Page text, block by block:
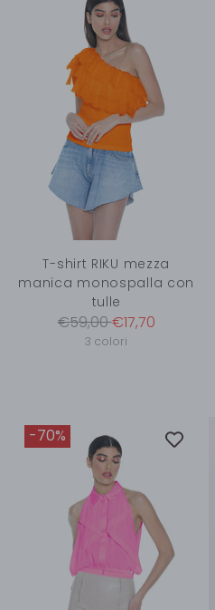
T-shirt RIKU mezza
manica monospalla con
tulle
Prezzo
€59,00€17,70
3 colori
-70%